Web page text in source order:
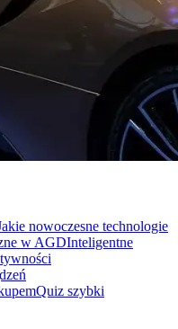
nowoczesne technologie
w AGDInteligentne
Quiz szybki